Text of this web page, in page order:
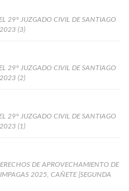
29° JUZGADO CIVIL DE SANTIAGO
(3)
29° JUZGADO CIVIL DE SANTIAGO
(2)
29° JUZGADO CIVIL DE SANTIAGO
(1)
DE APROVECHAMIENTO DE
2025, CAÑETE [SEGUNDA